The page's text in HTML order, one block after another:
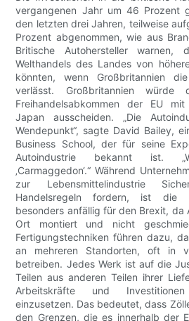
vergangenen Jahr um 46 Prozent
den letzten drei Jahren, teilweise
Prozent abgenommen, wie aus
Britische Autohersteller
Welthandels des Landes von
könnten, wenn Großbritannien
verlässt. Großbritannien
Freihandelsabkommen der EU
Japan ausscheiden. „Die
Wendepunkt“, sagte David Bailey,
Business School, der für seine
Autoindustrie bekannt ist.
‚Carmaggedon‘.“ Während
zur Lebensmittelindustrie
Handelsregeln fordern, ist die
besonders anfällig für den Brexit, da
Ort montiert und nicht
Fertigungstechniken führen dazu,
an mehreren Standorten, oft in
betreiben. Jedes Werk ist auf die
Teilen aus anderen Teilen ihrer
Arbeitskräfte und
einzusetzen. Das bedeutet, dass
den Grenzen, die es innerhalb der